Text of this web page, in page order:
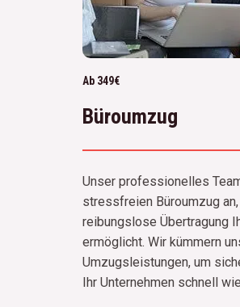
Ab 349€
Büroumzug
Unser professionelles
stressfreien Büroumzug
reibungslose Übertragung
ermöglicht. Wir kümmern
Umzugsleistungen, um
Ihr Unternehmen schnell